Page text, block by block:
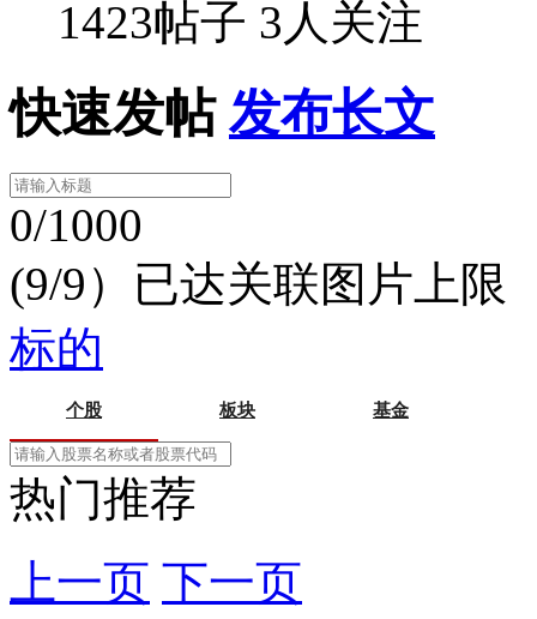
1423帖子 3人关注
快速发帖 发布长文
0/1000
(9/9）已达关联图片上限
标的
个股 板块 基金
热门推荐
上一页 下一页